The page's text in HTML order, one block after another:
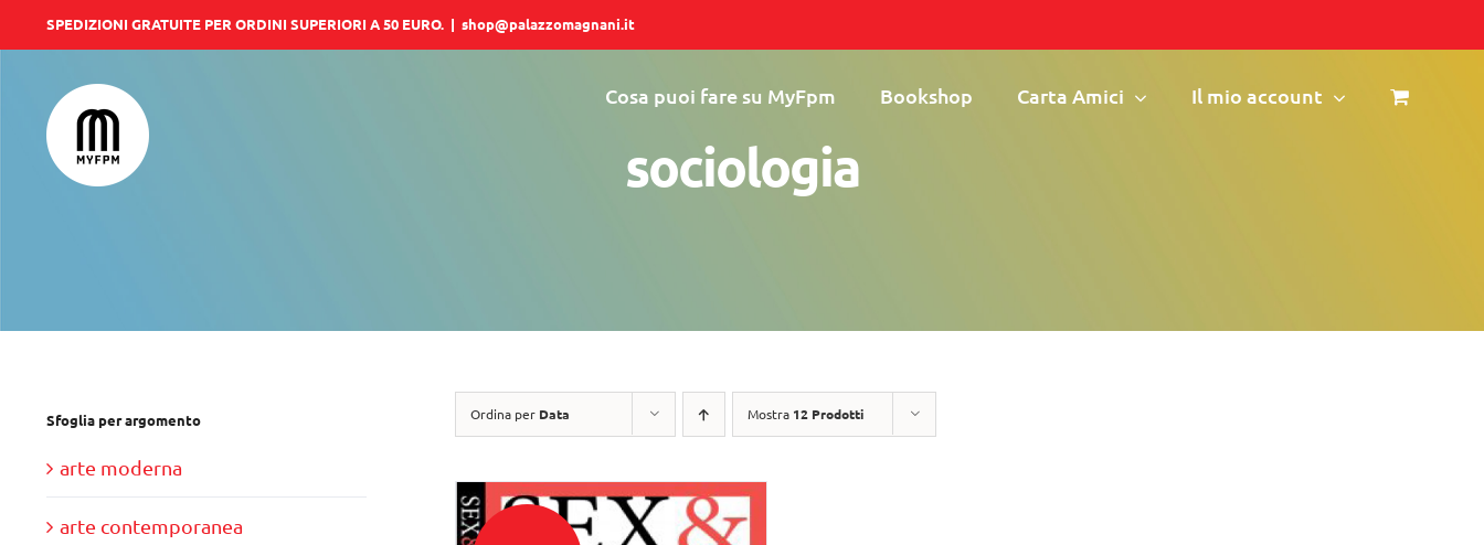
al
contenuto
SPEDIZIONI GRATUITE PER ORDINI SUPERIORI A 50 EURO. | shop@palazzomagnani.it
Cosa puoi fare su MyFpm Bookshop Carta Amici Il mio account
sociologia
Ordina per Data Mostra 12 Prodotti
Sfoglia per argomento
arte moderna
arte contemporanea